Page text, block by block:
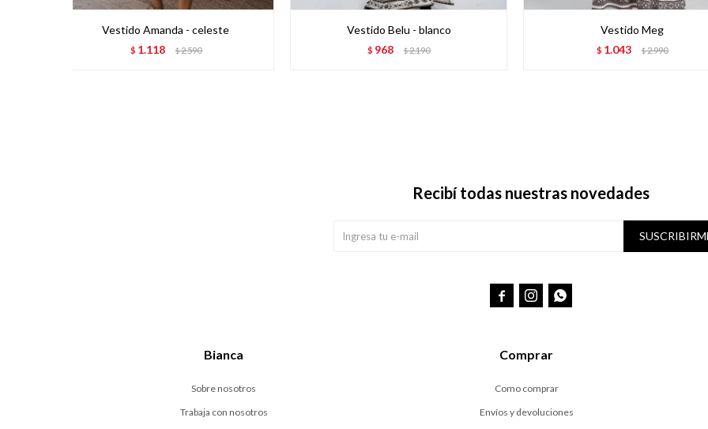
Vestido Amanda - celeste
$ 1.118 $2.590
Vestido Belu - blanco
$ 968 $2.190
Vestido Meg
$ 1.043 $2.990
Bianca
Sobre nosotros
Trabaja con nosotros
Comprar
Como comprar
Envíos y devoluciones
Recibí todas nuestras novedades
  